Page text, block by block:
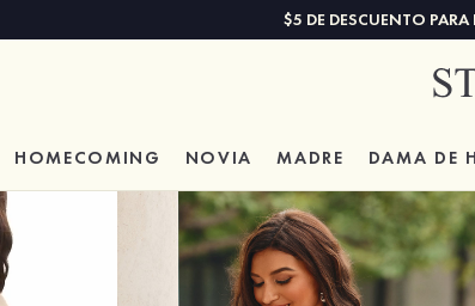
$5 DE DESCUENTO
HOMECOMING NOVIA MADRE DAMA DE